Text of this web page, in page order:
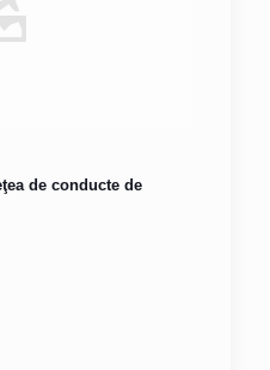
de conducte de